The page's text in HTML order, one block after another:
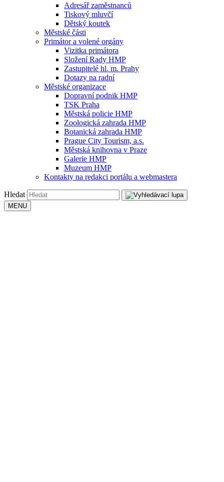
Adresář zaměstnanců
Tiskový mluvčí
Dětský koutek
Městské části
Primátor a volené orgány
Vizitka primátora
Složení Rady HMP
Zastupitelé hl. m. Prahy
Dotazy na radní
Městské organizace
Dopravní podnik HMP
TSK Praha
Městská policie HMP
Zoologická zahrada HMP
Botanická zahrada HMP
Prague City Tourism, a.s.
Městská knihovna v Praze
Galerie HMP
Muzeum HMP
Kontakty na redakci portálu a webmastera
Hledat
MENU